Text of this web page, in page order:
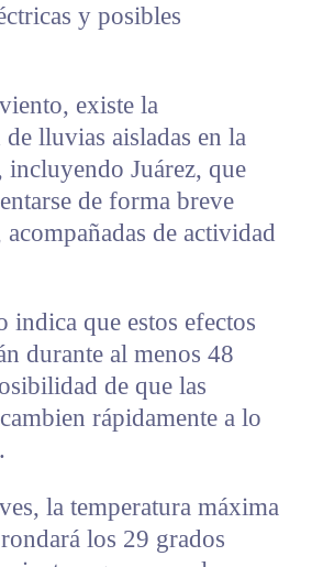
y posibles
existe la
lluvias aisladas en la
incluyendo Juárez, que
de forma breve
de actividad
indica que estos efectos
durante al menos 48
de que las
rápidamente a lo
la temperatura máxima
los 29 grados